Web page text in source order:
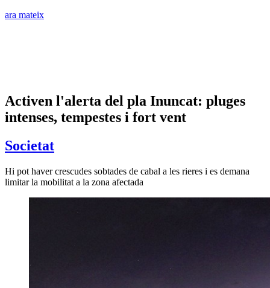
ara mateix
Activen l'alerta del pla Inuncat: pluges
intenses, tempestes i fort vent
Societat
Hi pot haver crescudes sobtades de cabal a les rieres i es demana
limitar la mobilitat a la zona afectada